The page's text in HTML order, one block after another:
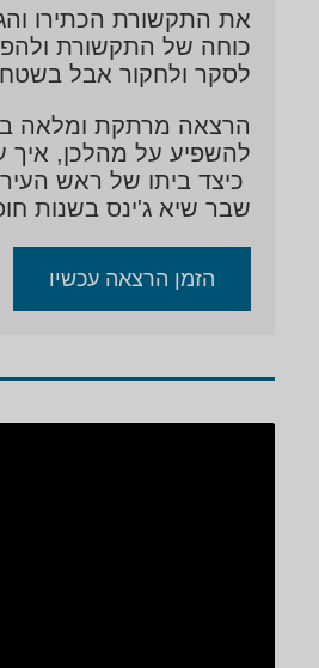
את התקשורת הכתירו
כוחה של התקשורת
לסקר ולחקור אבל
הרצאה מרתקת ומלאה
להשפיע על מהלכן, איך
שבר שיא ג'ינס בשנות
הזמן הרצאה עכשיו